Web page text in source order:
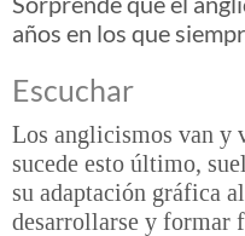
años en los que
Escuchar
Los anglicismos van y
sucede esto último,
su adaptación gráfica
desarrollarse y formar